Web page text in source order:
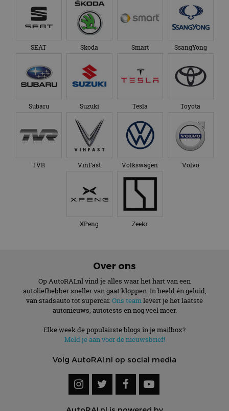
SEAT Skoda Smart SsangYong
Subaru Suzuki Tesla Toyota
TVR VinFast Volkswagen Volvo
XPeng Zeekr
Over ons
Op AutoRAI.nl vind je alles waar het hart van een
autoliefhebber sneller van gaat kloppen. In beeld én geluid,
van stadsauto tot supercar. Ons teamlevert je het laatste
autonieuws, autotests en nog veel meer.
Elke week de populairste blogs in je mailbox?
Meld je aan voor de nieuwsbrief!
Volg AutoRAI.nl op social media